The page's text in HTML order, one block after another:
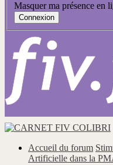
Masquer ma présence en
Accueil du forum
Artificielle dans la